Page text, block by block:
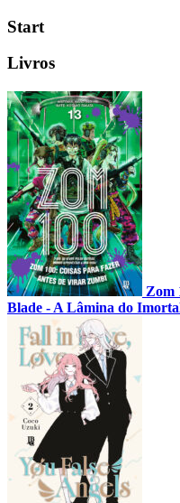
Start
Livros
Zom
Blade - A Lâmina do